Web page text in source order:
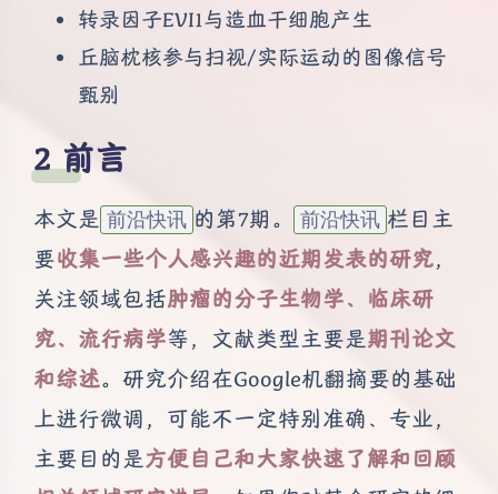
转录因子EVI1与造血干细胞产生
丘脑枕核参与扫视/实际运动的图像信号
甄别
前言
本文是 前沿快讯 的第7期。 前沿快讯 栏目主
要收集一些个人感兴趣的近期发表的研究，
关注领域包括肿瘤的分子生物学、临床研
究、流行病学等，文献类型主要是期刊论文
和综述。研究介绍在Google机翻摘要的基础
上进行微调，可能不一定特别准确、专业，
主要目的是方便自己和大家快速了解和回顾